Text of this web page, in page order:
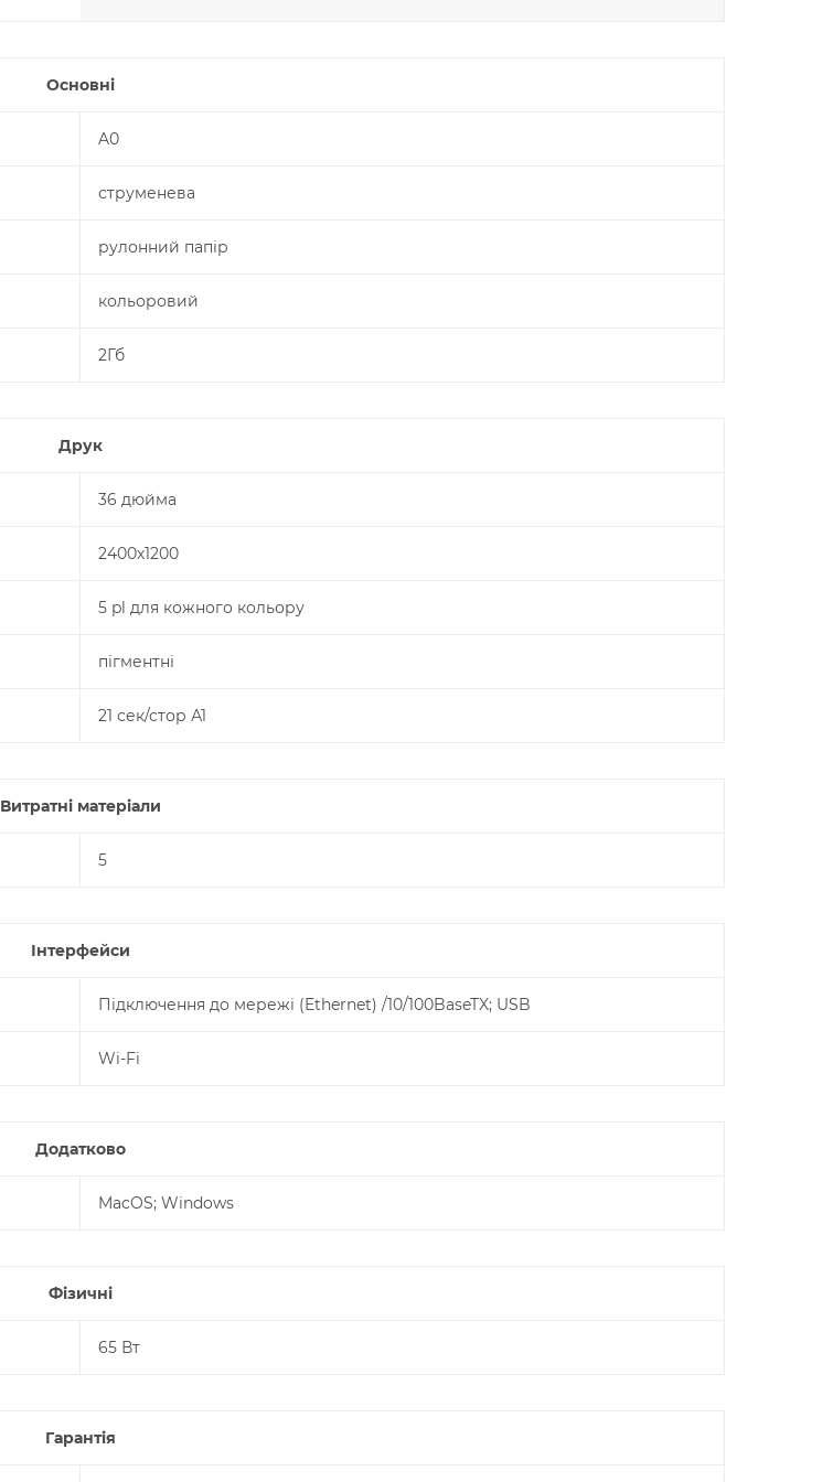
Основні
A0
струменева
рулонний папір
кольоровий
2Гб
Друк
36 дюйма
2400х1200
5 pl для кожного кольору
пігментні
21 сек/стор А1
Витратні матеріали
5
Інтерфейси
Підключення до мережі (Ethernet) /10/100BaseTX; USB
Wi-Fi
Додатково
MacOS; Windows
Фізичні
65 Вт
Гарантія